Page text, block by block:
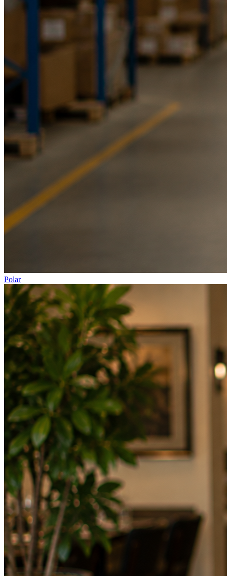
Polar